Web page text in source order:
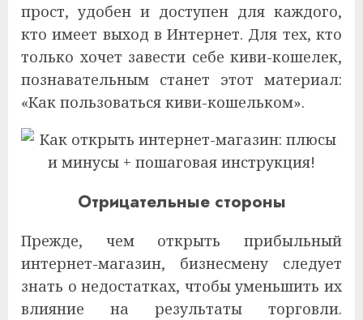
прост, удобен и доступен для каждого,
кто имеет выход в Интернет. Для тех, кто
только хочет завести себе киви-кошелек,
познавательным станет этот материал:
«Как пользоваться киви-кошельком».
Отрицательные стороны
Прежде, чем открыть прибыльный
интернет-магазин, бизнесмену следует
знать о недостатках, чтобы уменьшить их
влияние на результаты торговли.